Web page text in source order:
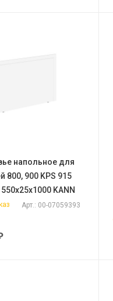
напольное для
800, 900 KPS 915
KANN
Арт.: 00-07059393